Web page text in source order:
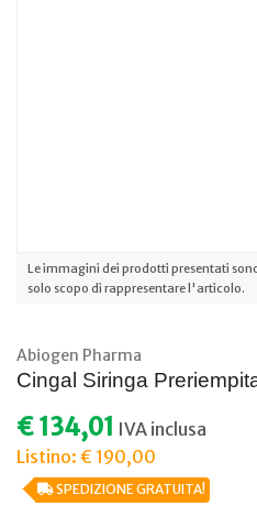
Le immagini dei prodotti presentati
solo scopo di rappresentare l'articolo.
Abiogen Pharma
Cingal Siringa
€ 134,01 IVA inclusa
Listino: € 190,00
SPEDIZIONE GRATUITA!